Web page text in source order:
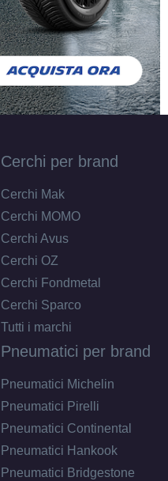
Cerchi per brand
Cerchi Mak
Cerchi MOMO
Cerchi Avus
Cerchi OZ
Cerchi Fondmetal
Cerchi Sparco
Tutti i marchi
Pneumatici per brand
Pneumatici Michelin
Pneumatici Pirelli
Pneumatici Continental
Pneumatici Hankook
Pneumatici Bridgestone